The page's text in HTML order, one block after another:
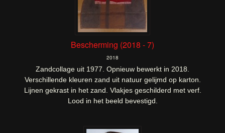
Bescherming (2018 - 7)
2018
Zandcollage uit 1977. Opnieuw bewerkt in 2018.
Verschillende kleuren zand uit natuur gelijmd op karton.
Lijnen gekrast in het zand. Vlakjes geschilderd met verf.
Lood in het beeld bevestigd.